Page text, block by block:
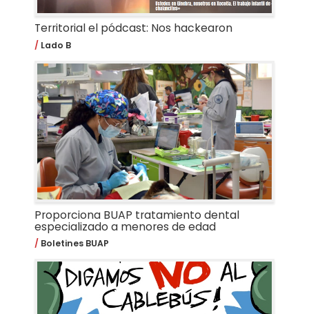
Territorial el pódcast: Nos hackearon
Lado B
Proporciona BUAP tratamiento dental
especializado a menores de edad
Boletines BUAP